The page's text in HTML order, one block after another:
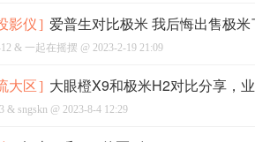
影仪] 爱普生对比极米 我后悔出售极米
& 一起在摇摆 @ 2023-2-19 21:09
大区] 大眼橙X9和极米H2对比分享，
& sngskn @ 2023-8-4 12:29